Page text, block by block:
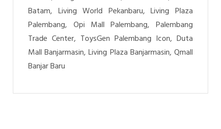
Batam, Living World Pekanbaru, Living Plaza
Palembang, Opi Mall Palembang, Palembang
Trade Center, ToysGen Palembang Icon, Duta
Mall Banjarmasin, Living Plaza Banjarmasin, Qmall
Banjar Baru